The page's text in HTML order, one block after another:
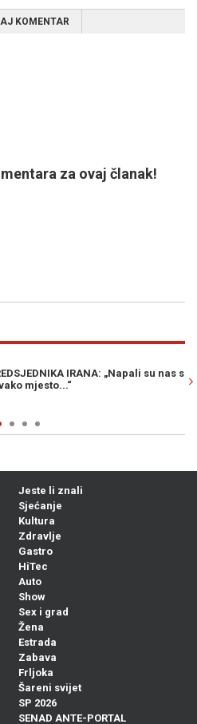
KOMENTAR
za ovaj članak!
STRANE BH. GRANICE: U kući
uhapšena jedna osoba...
Jeste li znali
Sjećanje
Kultura
Zdravlje
Gastro
HiTec
Auto
Show
Sex i grad
Žena
Estrada
Zabava
Frljoka
Šareni svijet
SP 2026
SENAD ANTE-PORTAL